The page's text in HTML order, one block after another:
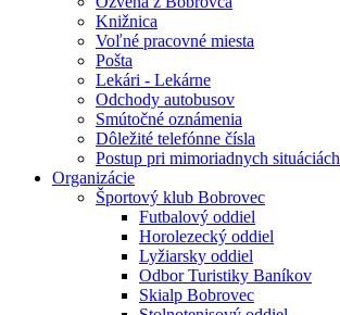
Knižnica
Voľné pracovné miesta
Pošta
Lekári - Lekárne
Odchody autobusov
Smútočné oznámenia
Dôležité telefónne čísla
Postup pri mimoriadnych situáciách
Organizácie
Športový klub Bobrovec
Futbalový oddiel
Horolezecký oddiel
Lyžiarsky oddiel
Odbor Turistiky Baníkov
Skialp Bobrovec